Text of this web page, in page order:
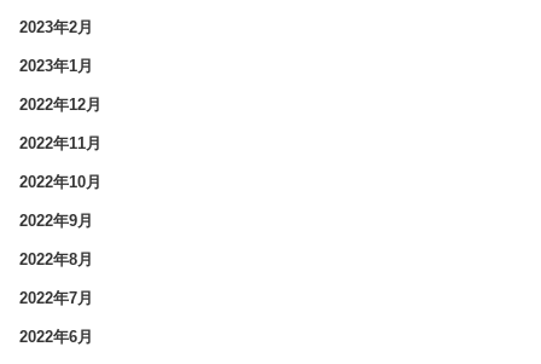
2023年2月
2023年1月
2022年12月
2022年11月
2022年10月
2022年9月
2022年8月
2022年7月
2022年6月